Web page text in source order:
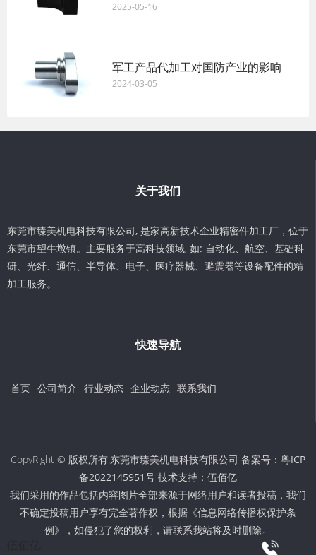
2025-05-16
军工产品代加工对国防产业的影响
2024-03-05
关于我们
东莞市臻美机电科技有限公司, 是家高新技术企业精密件加工厂，位于
东莞市望牛墩镇。主要服务于高科技领域, 如: 自动化、航空、基础科
研、光纤、通信、半导体、电子、医疗器械、避震器等设备配件的精
加工服务。
快速导航
首页 公司简介 行业动态 企业动态 联系我们
CopyRight © 版权所有:东莞市臻美机电科技有限公司 备案号： 粤ICP
备2022145951号 技术支持： 伍佰亿
我们采用的作品包括内容图片全部来源于网络用户和读者投稿，我们
不确定投稿用户享有完全著作权，根据《信息网络传播权保护条
例》，如侵犯了您的权利，请联系我站将及时删除。